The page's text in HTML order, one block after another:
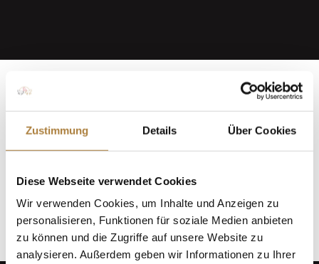
Zustimmung Details Über Cookies
Diese Webseite verwendet Cookies
Wir verwenden Cookies, um Inhalte und Anzeigen zu
personalisieren, Funktionen für soziale Medien anbieten
zu können und die Zugriffe auf unsere Website zu
analysieren. Außerdem geben wir Informationen zu Ihrer
Frank R. Henning
Mitglied des Stifterforums der
Stiftung Deutscher Pferdesport